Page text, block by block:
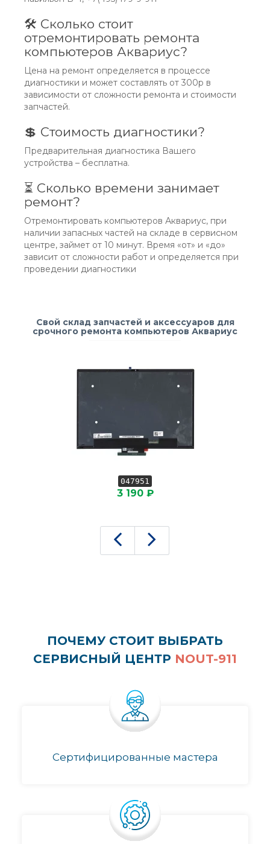
🛠 Сколько стоит
отремонтировать ремонта
компьютеров Аквариус?
Цена на ремонт определяется в процессе
диагностики и может составлять от 300р в
зависимости от сложности ремонта и стоимости
запчастей.
💲 Стоимость диагностики?
Предварительная диагностика Вашего
устройства – бесплатна.
⏳ Сколько времени занимает
ремонт?
Отремонтировать компьютеров Аквариус, при
наличии запасных частей на складе в сервисном
центре, займет от 10 минут. Время «от» и «до»
зависит от сложности работ и определяется при
проведении диагностики
Свой склад запчастей и аксессуаров для
срочного ремонта компьютеров Аквариус
047951
3 190 ₽
ПОЧЕМУ СТОИТ ВЫБРАТЬ
СЕРВИСНЫЙ ЦЕНТР NOUT-911
Сертифицированные мастера